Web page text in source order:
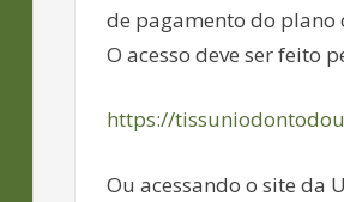
de pagamento do plano
O acesso deve ser feito
https://
Ou acessando o site da